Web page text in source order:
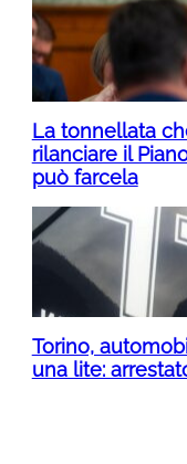
La tonnellata
rilanciare il
può farcela
Torino,
una lite: